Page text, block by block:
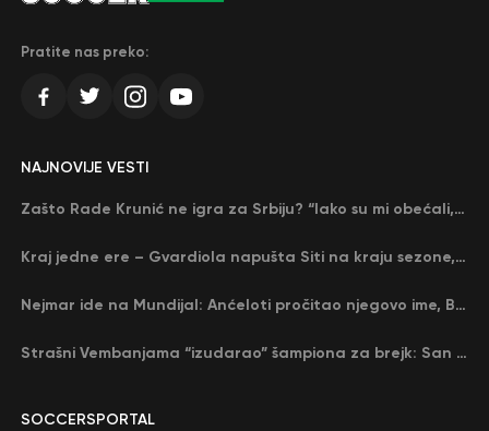
Pratite nas preko:
SOCCERSPORTAL
NAJNOVIJE VESTI
Zašto Rade Krunić ne igra za Srbiju? “Iako su mi obećali, niko me nije zvao…”
Kraj jedne ere – Gvardiola napušta Siti na kraju sezone, menja ga njegov nekadašnji rival
Nejmar ide na Mundijal: Anćeloti pročitao njegovo ime, Brazil u delirijumu (VIDEO)
Strašni Vembanjama “izudarao” šampiona za brejk: San Antonio poveo protiv Oklahome